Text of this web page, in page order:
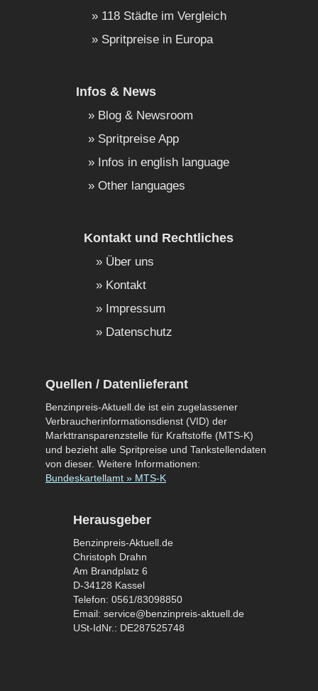
118 Städte im Vergleich
Spritpreise in Europa
Infos & News
Blog & Newsroom
Spritpreise App
Infos in english language
Other languages
Kontakt und Rechtliches
Über uns
Kontakt
Impressum
Datenschutz
Quellen / Datenlieferant
Benzinpreis-Aktuell.de ist ein zugelassener
Verbraucherinformationsdienst (VID) der
Markttransparenzstelle für Kraftstoffe (MTS-K)
und bezieht alle Spritpreise und Tankstellendaten
von dieser. Weitere Informationen:
Bundeskartellamt » MTS-K
Herausgeber
Benzinpreis-Aktuell.de
Christoph Drahn
Am Brandplatz 6
D-34128 Kassel
Telefon: 0561/83098850
Email: service@benzinpreis-aktuell.de
USt-IdNr.: DE287525748